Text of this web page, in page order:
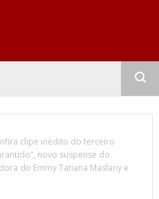
clipe inédito do terceiro
novo suspense do
do Emmy Tatiana Maslany e